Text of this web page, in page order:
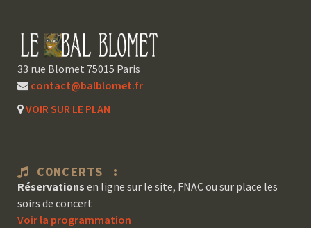
33 rue Blomet 75015 Paris
contact@balblomet.fr
VOIR SUR LE PLAN
CONCERTS :
Réservations en ligne sur le site, FNAC ou sur place les
soirs de concert
Voir la programmation